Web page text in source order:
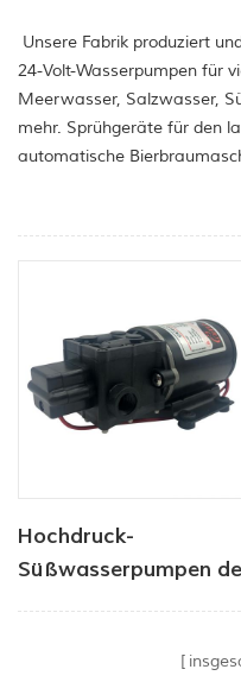
Unsere Fabrik produziert
24-Volt-Wasserpumpen für
Meerwasser, Salzwasser,
mehr. Sprühgeräte für den
automatische
Hochdruck-
Süßwasserpumpen